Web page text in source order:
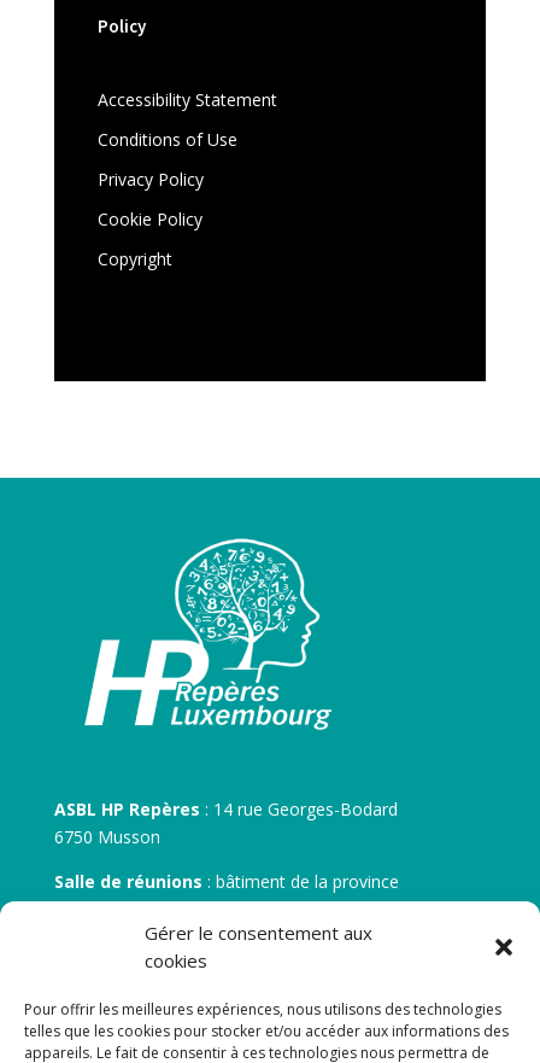
Gérer le consentement aux
cookies
Pour offrir les meilleures expériences, nous utilisons des technologies
telles que les cookies pour stocker et/ou accéder aux informations des
appareils. Le fait de consentir à ces technologies nous permettra de
Policy
Accessibility Statement
Conditions of Use
Privacy Policy
Cookie Policy
Copyright
ASBL HP Repères : 14 rue Georges-Bodard
6750 Musson
Salle de réunions : bâtiment de la province
30 rue Zénobe Gramme – 6700 Arlon
N° d’entreprise :BE 0506.746.707
N° de compte IBAN
: BE 05 7512 0751 5675